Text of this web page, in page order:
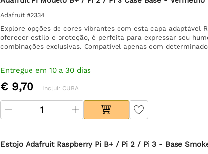
Adafruit #2334
Explore opções de cores vibrantes com esta capa adaptável
oferecer estilo e proteção, é perfeita para expressar seu
combinações exclusivas. Compatível apenas com
Entregue em 10 a 30 dias
€ 9,70 Incluir CUBA
Estojo Adafruit Raspberry Pi B+ / Pi 2 / Pi 3 - Base